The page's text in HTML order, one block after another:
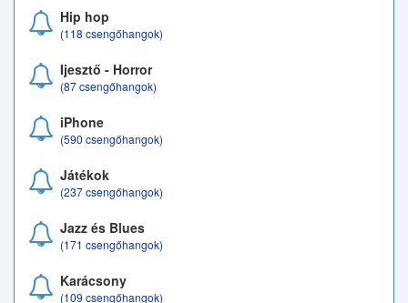
Hip hop
(118 csengőhangok)
Ijesztő - Horror
(87 csengőhangok)
iPhone
(590 csengőhangok)
Játékok
(237 csengőhangok)
Jazz és Blues
(171 csengőhangok)
Karácsony
(109 csengőhangok)